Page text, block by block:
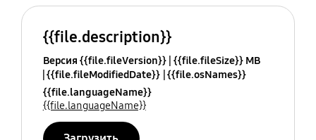
{{file.description}}
Версия {{file.fileVersion}} {{file.fileSize}} MB
{{file.fileModifiedDate}} {{file.osNames}}
{{file.languageName}}
{{file.languageName}}